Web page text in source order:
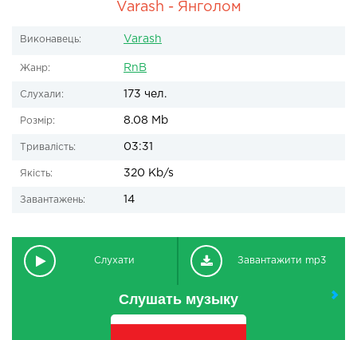
Varash - Янголом
Виконавець: Varash
Жанр: RnB
Слухали: 173 чел.
Розмір: 8.08 Mb
Тривалість: 03:31
Якість: 320 Kb/s
Завантажень: 14
Слухати Завантажити mp3
Слушать музыку